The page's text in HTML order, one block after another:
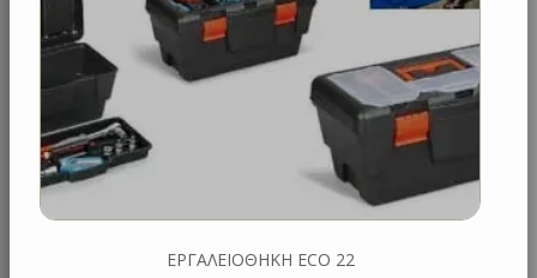
ΕΡΓΑΛΕΙΟΘΗΚΗ ECO 22